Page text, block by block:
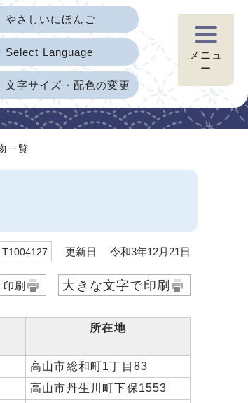
やさしいにほんご
Select Language
文字サイズ・配色の変更
メニュ
ー
一覧
更新日 令和3年12月21日
印刷 大きな文字で印刷
所在地
高山市総和町1丁目83
高山市丹生川町下保1553